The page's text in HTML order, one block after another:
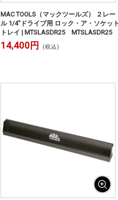
MAC TOOLS（マックツールズ） ２レー
ル 1/4"ドライブ用 ロック・ア・ソケット
トレイ | MTSLASDR25 MTSLASDR25
14,400円 (税込)